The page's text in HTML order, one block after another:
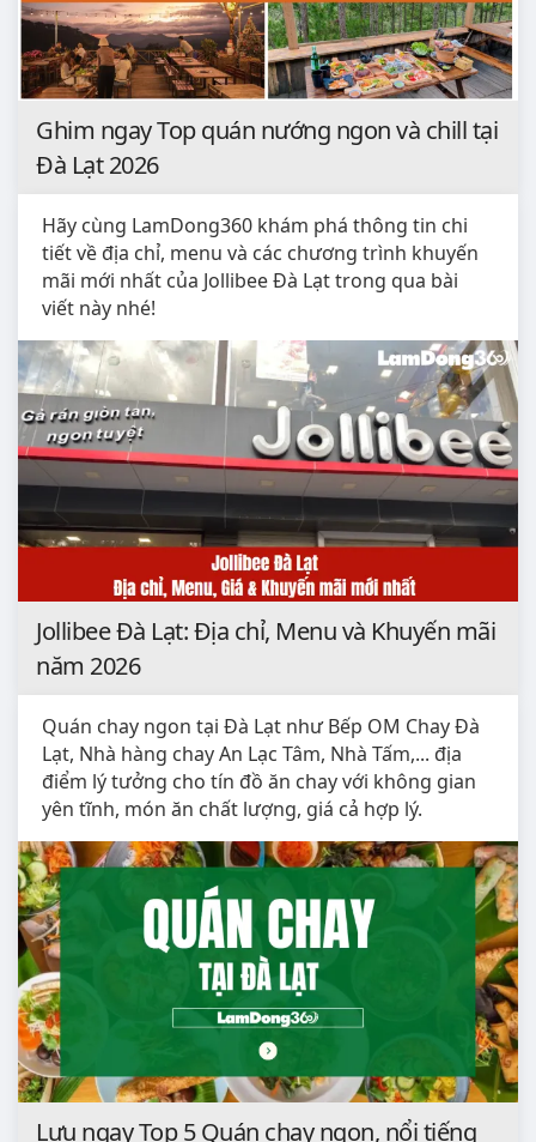
Ghim ngay Top quán nướng ngon và chill tại
Đà Lạt 2026
Hãy cùng LamDong360 khám phá thông tin chi
tiết về địa chỉ, menu và các chương trình khuyến
mãi mới nhất của Jollibee Đà Lạt trong qua bài
viết này nhé!
Jollibee Đà Lạt: Địa chỉ, Menu và Khuyến mãi
năm 2026
Quán chay ngon tại Đà Lạt như Bếp OM Chay Đà
Lạt, Nhà hàng chay An Lạc Tâm, Nhà Tấm,... địa
điểm lý tưởng cho tín đồ ăn chay với không gian
yên tĩnh, món ăn chất lượng, giá cả hợp lý.
Lưu ngay Top 5 Quán chay ngon, nổi tiếng